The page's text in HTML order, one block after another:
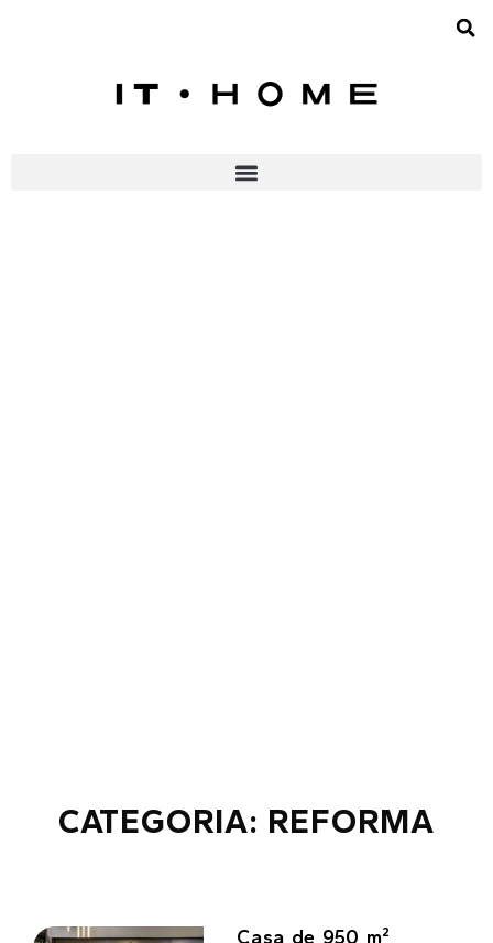
CATEGORIA: REFORMA
Casa de 950 m²